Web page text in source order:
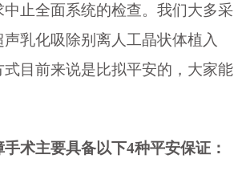
止全面系统的检查。我们大多采
乳化吸除别离人工晶状体植入
式目前来说是比拟平安的，大家能
术主要具备以下4种平安保证：